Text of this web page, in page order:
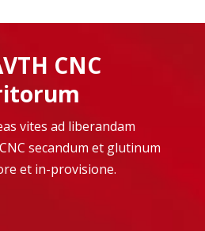
CNC
vites ad liberandam
secandum et glutinum
et in-provisione.